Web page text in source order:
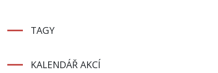
TAGY
KALENDÁŘ AKCÍ